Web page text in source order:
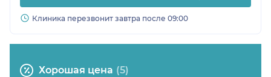
Клиника перезвонит завтра после 09:00
Хорошая цена (5)